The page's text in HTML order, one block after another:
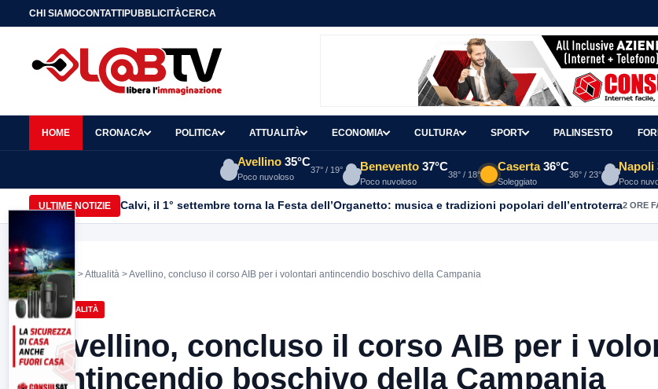
CHI SIAMOCONTATTIPUBBLICITÀCERCA
HOME CRONACA POLITICA ATTUALITÀ ECONOMIA CULTURA SPORT PALINSESTO
Avellino 35°C
Poco nuvoloso
37° / 19° Benevento 37°C
Poco nuvoloso
38° / 18°
Caserta 36°C
Soleggiato
36° / 23°
Napoli
Poco
ULTIME NOTIZIE Calvi, il 1° settembre torna la Festa dell’Organetto: musica e tradizioni popolari dell’entroterra2 ORE
Home >Attualità > Avellino, concluso il corso AIB per i volontari antincendio boschivo della Campania
ATTUALITÀ
Avellino, concluso il corso AIB per i
antincendio boschivo della Campania